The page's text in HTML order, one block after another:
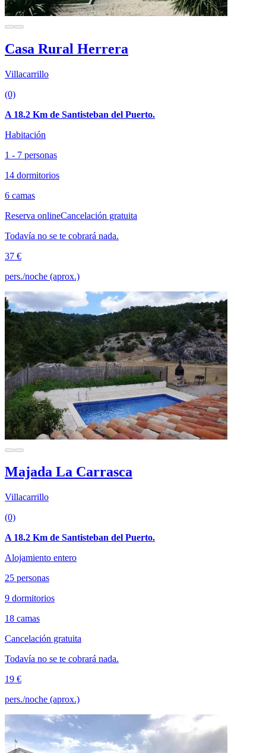
Casa Rural Herrera
Villacarrillo
(0)
A 18.2 Km de Santisteban del Puerto.
Habitación
1 - 7 personas
14 dormitorios
6 camas
Reserva onlineCancelación gratuita
Todavía no se te cobrará nada.
37 €
pers./noche (aprox.)
Majada La Carrasca
Villacarrillo
(0)
A 18.2 Km de Santisteban del Puerto.
Alojamiento entero
25 personas
9 dormitorios
18 camas
Cancelación gratuita
Todavía no se te cobrará nada.
19 €
pers./noche (aprox.)